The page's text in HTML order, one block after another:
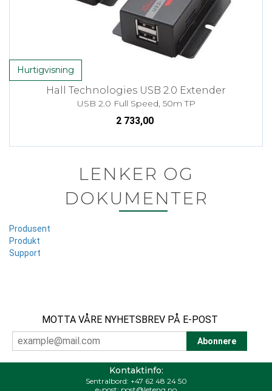
Hurtigvisning
Hall Technologies USB 2.0 Extender
USB 2.0 Full Speed, 50m TP
2 733,00
LENKER OG
DOKUMENTER
Produsent
Produkt
Support
MOTTA VÅRE NYHETSBREV PÅ E-POST
Kontaktinfo:
Sentralbord: +47 62 48 24 50